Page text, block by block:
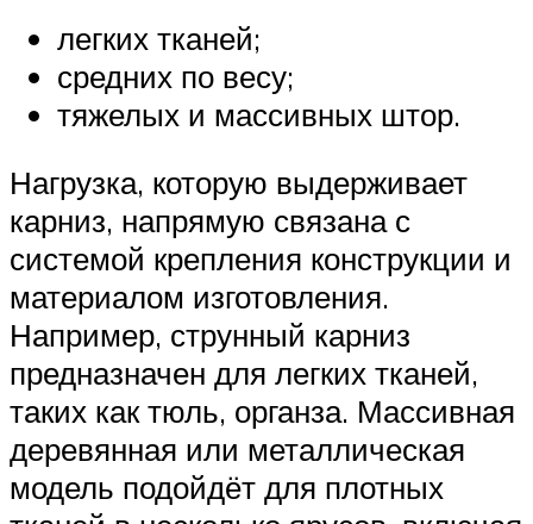
легких тканей;
средних по весу;
тяжелых и массивных штор.
Нагрузка, которую выдерживает
карниз, напрямую связана с
системой крепления конструкции и
материалом изготовления.
Например, струнный карниз
предназначен для легких тканей,
таких как тюль, органза. Массивная
деревянная или металлическая
модель подойдёт для плотных